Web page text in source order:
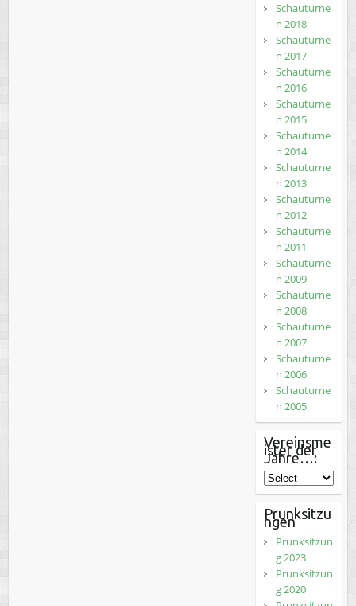
Schauturne
n 2018
Schauturne
n 2017
Schauturne
n 2016
Schauturne
n 2015
Schauturne
n 2014
Schauturne
n 2013
Schauturne
n 2012
Schauturne
n 2011
Schauturne
n 2009
Schauturne
n 2008
Schauturne
n 2007
Schauturne
n 2006
Schauturne
n 2005
Vereinsme
ister der
Jahre…:
Prunksitzu
ngen
Prunksitzun
g 2023
Prunksitzun
g 2020